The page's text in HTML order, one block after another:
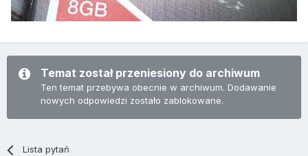
Temat został przeniesiony do archiwum
Ten temat przebywa obecnie w archiwum. Dodawanie
nowych odpowiedzi zostało zablokowane.
Lista pytań